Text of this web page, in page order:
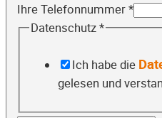
Ihre Telefonnummer*
Datenschutz*
Ich habe die
gelesen und